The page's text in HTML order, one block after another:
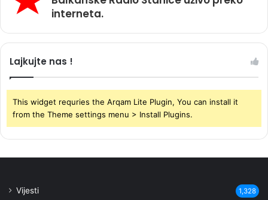
interneta.
Lajkujte nas !
This widget requries the Arqam Lite Plugin, You can install it
from the Theme settings menu > Install Plugins.
Vijesti 1,328